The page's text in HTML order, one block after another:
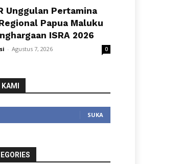
Unggulan Pertamina
Papua Maluku
ISRA 2026
- Agustus 7, 2026 0
SUKA